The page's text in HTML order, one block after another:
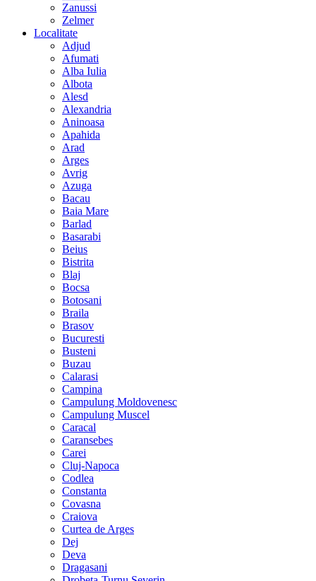
Zanussi
Zelmer
Localitate
Adjud
Afumati
Alba Iulia
Albota
Alesd
Alexandria
Aninoasa
Apahida
Arad
Arges
Avrig
Azuga
Bacau
Baia Mare
Barlad
Basarabi
Beius
Bistrita
Blaj
Bocsa
Botosani
Braila
Brasov
Bucuresti
Busteni
Buzau
Calarasi
Campina
Campulung Moldovenesc
Campulung Muscel
Caracal
Caransebes
Carei
Cluj-Napoca
Codlea
Constanta
Covasna
Craiova
Curtea de Arges
Dej
Deva
Dragasani